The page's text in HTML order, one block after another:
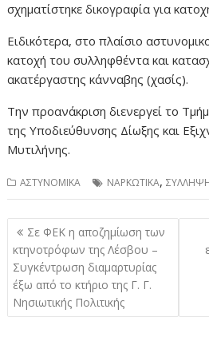
σχηματίστηκε δικογραφία για
Ειδικότερα, στο πλαίσιο
κατοχή του συλληφθέντα και
ακατέργαστης κάνναβης (χασίς).
Την προανάκριση διενεργεί το
της Υποδιεύθυνσης Δίωξης και
Μυτιλήνης.
ΑΣΤΥΝΟΜΙΚΑ ΝΑΡΚΩΤΙΚΑ,
Πλοήγηση
άρθρων
Σε ΦΕΚ η αποζημίωση των
κτηνοτρόφων της Λέσβου –
Συγκέντρωση διαμαρτυρίας
έξω από το κτήριο της Γ. Γ.
Νησιωτικής Πολιτικής